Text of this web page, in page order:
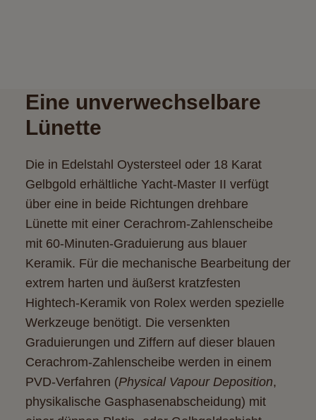
Eine unverwechselbare
Lünette
Die in Edelstahl Oystersteel oder 18 Karat
Gelbgold erhältliche Yacht-Master II verfügt
über eine in beide Richtungen drehbare
Lünette mit einer Cerachrom-Zahlenscheibe
mit 60-Minuten-Graduierung aus blauer
Keramik. Für die mechanische Bearbeitung der
extrem harten und äußerst kratzfesten
Hightech-Keramik von Rolex werden spezielle
Werkzeuge benötigt. Die versenkten
Graduierungen und Ziffern auf dieser blauen
Cerachrom-Zahlenscheibe werden in einem
PVD-Verfahren (Physical Vapour Deposition,
physikalische Gasphasenabscheidung) mit